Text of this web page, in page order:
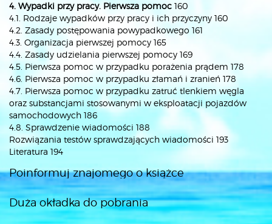
4. Wypadki przy pracy. Pierwsza pomoc 160
4.1. Rodzaje wypadków przy pracy i ich przyczyny 160
4.2. Zasady postępowania powypadkowego 161
4.3. Organizacja pierwszej pomocy 165
4.4. Zasady udzielania pierwszej pomocy 169
4.5. Pierwsza pomoc w przypadku porażenia prądem 178
4.6. Pierwsza pomoc w przypadku złamań i zranień 178
4.7. Pierwsza pomoc w przypadku zatruć tlenkiem węgla
oraz substancjami stosowanymi w eksploatacji pojazdów
samochodowych 186
4.8. Sprawdzenie wiadomości 188
Rozwiązania testów sprawdzających wiadomości 193
Literatura 194
Poinformuj znajomego o książce
Duża okładka do pobrania